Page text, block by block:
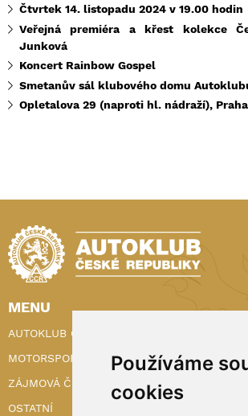
Používáme
cookies
Čtvrtek 14. listopadu 2024 v 19.00 hodin
Veřejná premiéra a křest kolekce
Junková
Koncert Rainbow Gospel
Smetanův sál klubového domu
Opletalova 29 (naproti hl. nádraží),
MENU
AUTOKLUB ČR
MOTORSPORT
ZÁJMOVÁ ČINNOST
OSTATNÍ